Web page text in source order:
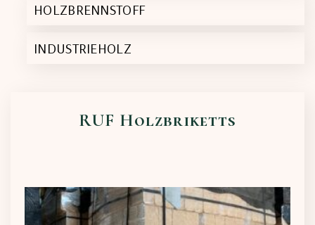
HOLZBRENNSTOFF
INDUSTRIEHOLZ
RUF Holzbriketts